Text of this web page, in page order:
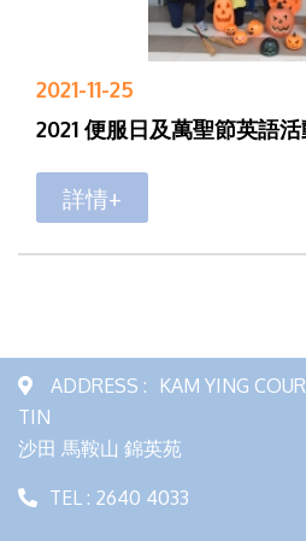
2021-11-25
2021 便服日及萬聖節英語活
詳情+
ADDRESS : KAM YING
TIN
沙田 馬鞍山 錦英苑
TEL : 2640 4033